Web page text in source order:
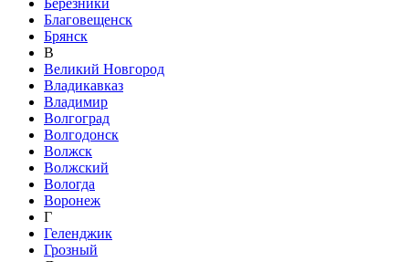
Березники
Благовещенск
Брянск
В
Великий Новгород
Владикавказ
Владимир
Волгоград
Волгодонск
Волжск
Волжский
Вологда
Воронеж
Г
Геленджик
Грозный